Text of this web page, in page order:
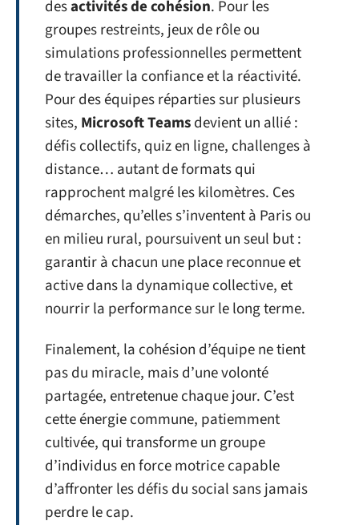
desactivités de cohésion. Pour les
groupes restreints, jeux de rôle ou
simulations professionnelles permettent
de travailler la confiance et la réactivité.
Pour des équipes réparties sur plusieurs
sites, Microsoft Teamsdevient un allié :
défis collectifs, quiz en ligne, challenges à
distance… autant de formats qui
rapprochent malgré les kilomètres. Ces
démarches, qu’elles s’inventent à Paris ou
en milieu rural, poursuivent un seul but :
garantir à chacun une place reconnue et
active dans la dynamique collective, et
nourrir la performance sur le long terme.
Finalement, la cohésion d’équipe ne tient
pas du miracle, mais d’une volonté
partagée, entretenue chaque jour. C’est
cette énergie commune, patiemment
cultivée, qui transforme un groupe
d’individus en force motrice capable
d’affronter les défis du social sans jamais
perdre le cap.